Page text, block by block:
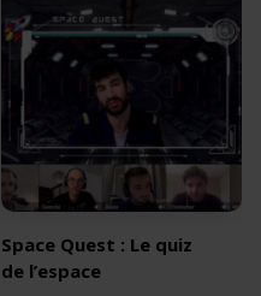
Space Quest : Le quiz
de l’espace